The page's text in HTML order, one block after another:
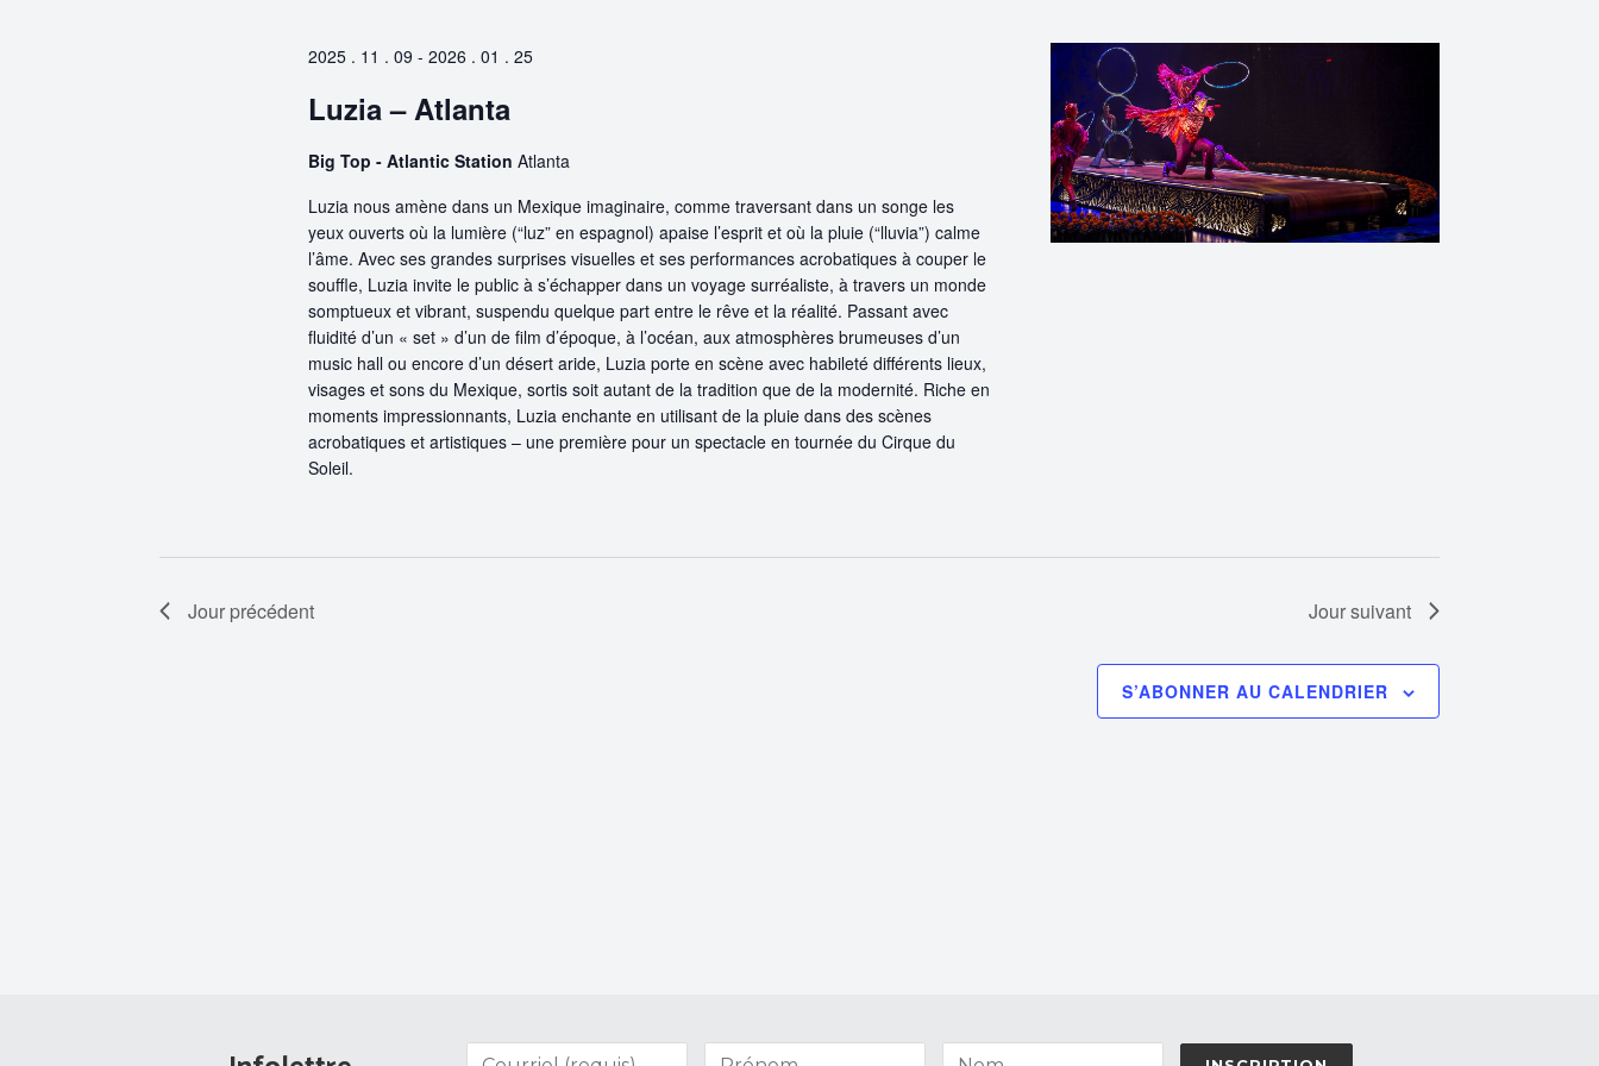
2025 . 11 . 09 - 2026 . 01 . 25
Luzia – Atlanta
Big Top - Atlantic Station Atlanta
Luzia nous amène dans un Mexique imaginaire, comme traversant dans un songe les
yeux ouverts où la lumière (“luz” en espagnol) apaise l’esprit et où la pluie (“lluvia”) calme
l’âme. Avec ses grandes surprises visuelles et ses performances acrobatiques à couper le
souffle, Luzia invite le public à s’échapper dans un voyage surréaliste, à travers un monde
somptueux et vibrant, suspendu quelque part entre le rêve et la réalité. Passant avec
fluidité d’un « set » d’un de film d’époque, à l’océan, aux atmosphères brumeuses d’un
music hall ou encore d’un désert aride, Luzia porte en scène avec habileté différents lieux,
visages et sons du Mexique, sortis soit autant de la tradition que de la modernité. Riche en
moments impressionnants, Luzia enchante en utilisant de la pluie dans des scènes
acrobatiques et artistiques – une première pour un spectacle en tournée du Cirque du
Soleil.
Jour précédent Jour suivant
S’ABONNER AU CALENDRIER